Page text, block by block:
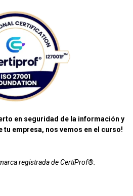
en seguridad de la información y
empresa, nos vemos en el curso!
registrada de CertiProf®.